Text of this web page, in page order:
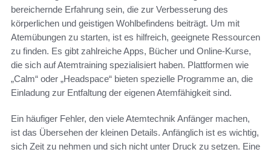
bereichernde Erfahrung sein, die zur Verbesserung des
körperlichen und geistigen Wohlbefindens beiträgt. Um mit
Atemübungen zu starten, ist es hilfreich, geeignete Ressourcen
zu finden. Es gibt zahlreiche Apps, Bücher und Online-Kurse,
die sich auf Atemtraining spezialisiert haben. Plattformen wie
„Calm“ oder „Headspace“ bieten spezielle Programme an, die
Einladung zur Entfaltung der eigenen Atemfähigkeit sind.
Ein häufiger Fehler, den viele Atemtechnik Anfänger machen,
ist das Übersehen der kleinen Details. Anfänglich ist es wichtig,
sich Zeit zu nehmen und sich nicht unter Druck zu setzen. Eine